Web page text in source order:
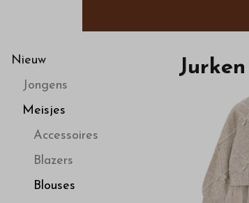
Bestel
kinderkleding
van
hoge
kwaliteit
Nieuw
Jongens
Meisjes
Accessoires
Blazers
Blouses
Jurken